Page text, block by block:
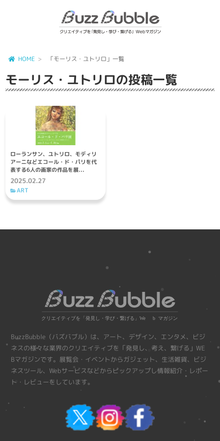
HOME 「モーリス・ユトリロ」一覧
モーリス・ユトリロの投稿一覧
ローランサン、ユトリロ、モディリ
アーニなどエコール・ド・パリを代
表する6人の画家の作品を展...
2025.02.27
ART
BuzzBubble（バズバブル）は、アート、デザイン、エンタメ、ビジ
ネスの様々な業界のクリエイティブを「発見し、考え、繋げる」WE
Bマガジンです。展覧会・イベントからガジェット、生活雑貨、ビジ
ネスツール、Webサービスなどからピックアップし情報紹介・レポー
ト・レビューをしています。